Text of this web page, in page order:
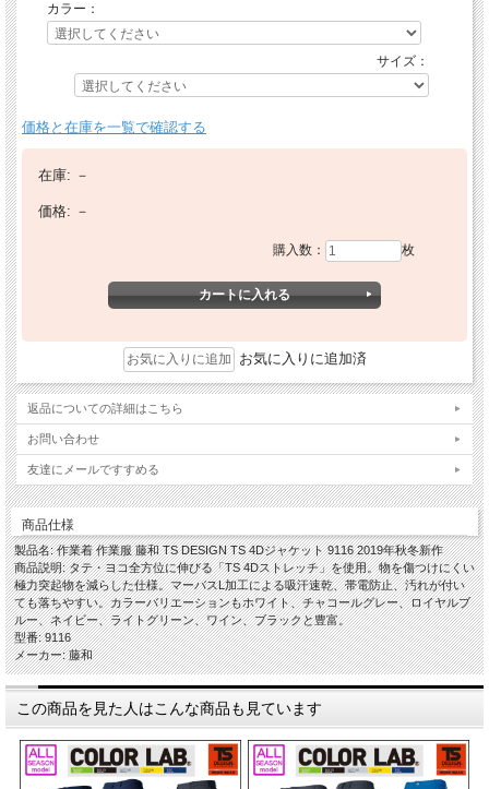
カラー：
サイズ：
価格と在庫を一覧で確認する
在庫: －
価格: －
購入数： 枚
お気に入りに追加済
返品についての詳細はこちら
お問い合わせ
友達にメールですすめる
商品仕様
製品名: 作業着 作業服 藤和 TS DESIGN TS 4Dジャケット 9116 2019年秋冬新作
商品説明: タテ・ヨコ全方位に伸びる「TS 4Dストレッチ」を使用。物を傷つけにくい
極力突起物を減らした仕様。マーバスL加工による吸汗速乾、帯電防止、汚れが付い
ても落ちやすい。カラーバリエーションもホワイト、チャコールグレー、ロイヤルブ
ルー、ネイビー、ライトグリーン、ワイン、ブラックと豊富。
型番: 9116
メーカー: 藤和
この商品を見た人はこんな商品も見ています